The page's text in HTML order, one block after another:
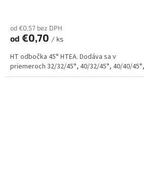
od €0,57 bez DPH
od €0,70 / ks
HT odbočka 45° HTEA. Dodáva sa v
priemeroch 32/32/45°, 40/32/45°, 40/40/